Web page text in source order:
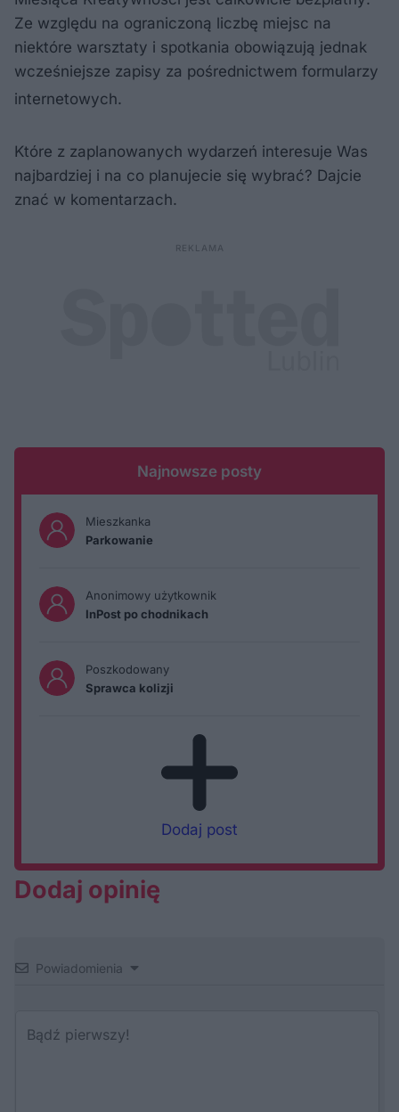
Ze względu na ograniczoną liczbę miejsc na
niektóre warsztaty i spotkania obowiązują jednak
wcześniejsze zapisy za pośrednictwem formularzy
internetowych.
Które z zaplanowanych wydarzeń interesuje Was
najbardziej i na co planujecie się wybrać? Dajcie
znać w komentarzach.
Najnowsze posty
Mieszkanka
Parkowanie
Anonimowy użytkownik
InPost po chodnikach
Poszkodowany
Sprawca kolizji
Dodaj post
Dodaj opinię
Powiadomienia